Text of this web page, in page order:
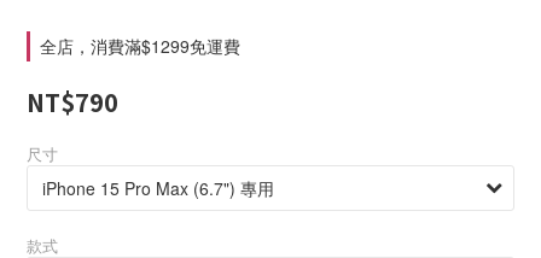
全店，消費滿$1299免運費
NT$790
尺寸
款式